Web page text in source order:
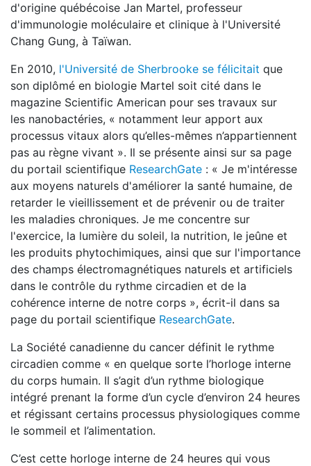
d'origine québécoise Jan Martel, professeur
d'immunologie moléculaire et clinique à l'Université
Chang Gung, à Taïwan.
En 2010, l'Université de Sherbrooke se félicitait que
son diplômé en biologie Martel soit cité dans le
magazine Scientific American pour ses travaux sur
les nanobactéries, « notamment leur apport aux
processus vitaux alors qu’elles-mêmes n’appartiennent
pas au règne vivant ». Il se présente ainsi sur sa page
du portail scientifique ResearchGate : « Je m'intéresse
aux moyens naturels d'améliorer la santé humaine, de
retarder le vieillissement et de prévenir ou de traiter
les maladies chroniques. Je me concentre sur
l'exercice, la lumière du soleil, la nutrition, le jeûne et
les produits phytochimiques, ainsi que sur l'importance
des champs électromagnétiques naturels et artificiels
dans le contrôle du rythme circadien et de la
cohérence interne de notre corps », écrit-il dans sa
page du portail scientifique ResearchGate.
La Société canadienne du cancer définit le rythme
circadien comme « en quelque sorte l’horloge interne
du corps humain. Il s’agit d’un rythme biologique
intégré prenant la forme d’un cycle d’environ 24 heures
et régissant certains processus physiologiques comme
le sommeil et l’alimentation.
C’est cette horloge interne de 24 heures qui vous